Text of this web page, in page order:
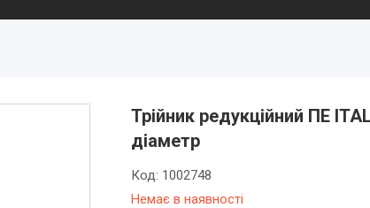
Трійник редукційний ПЕ
діаметр
Немає в наявності
Код: 1002748